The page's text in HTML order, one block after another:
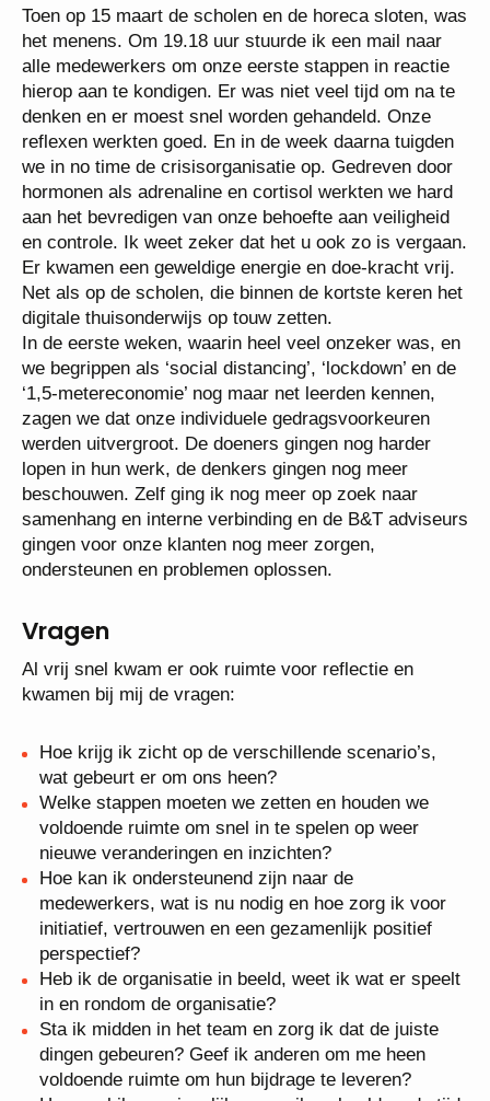
Toen op 15 maart de scholen en de horeca sloten, was
het menens. Om 19.18 uur stuurde ik een mail naar
alle medewerkers om onze eerste stappen in reactie
hierop aan te kondigen. Er was niet veel tijd om na te
denken en er moest snel worden gehandeld. Onze
reflexen werkten goed. En in de week daarna tuigden
we in no time de crisisorganisatie op. Gedreven door
hormonen als adrenaline en cortisol werkten we hard
aan het bevredigen van onze behoefte aan veiligheid
en controle. Ik weet zeker dat het u ook zo is vergaan.
Er kwamen een geweldige energie en doe-kracht vrij.
Net als op de scholen, die binnen de kortste keren het
digitale thuisonderwijs op touw zetten.
In de eerste weken, waarin heel veel onzeker was, en
we begrippen als ‘social distancing’, ‘lockdown’ en de
‘1,5-metereconomie’ nog maar net leerden kennen,
zagen we dat onze individuele gedragsvoorkeuren
werden uitvergroot. De doeners gingen nog harder
lopen in hun werk, de denkers gingen nog meer
beschouwen. Zelf ging ik nog meer op zoek naar
samenhang en interne verbinding en de B&T adviseurs
gingen voor onze klanten nog meer zorgen,
ondersteunen en problemen oplossen.
Vragen
Al vrij snel kwam er ook ruimte voor reflectie en
kwamen bij mij de vragen:
Hoe krijg ik zicht op de verschillende scenario’s,
wat gebeurt er om ons heen?
Welke stappen moeten we zetten en houden we
voldoende ruimte om snel in te spelen op weer
nieuwe veranderingen en inzichten?
Hoe kan ik ondersteunend zijn naar de
medewerkers, wat is nu nodig en hoe zorg ik voor
initiatief, vertrouwen en een gezamenlijk positief
perspectief?
Heb ik de organisatie in beeld, weet ik wat er speelt
in en rondom de organisatie?
Sta ik midden in het team en zorg ik dat de juiste
dingen gebeuren? Geef ik anderen om me heen
voldoende ruimte om hun bijdrage te leveren?